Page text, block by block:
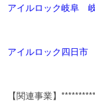
アイルロック岐阜
アイルロック四日市
【関連事業】